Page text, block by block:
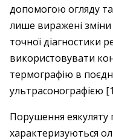
допомогою огляду та
лише виражені
точної діагностики
використовувати
термографію в
ультрасонографією
Порушення
характеризуються